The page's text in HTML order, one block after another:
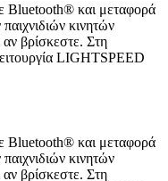
Bluetooth® και μεταφορά
κινητών
βρίσκεστε. Στη
LIGHTSPEED
Bluetooth® και μεταφορά
κινητών
βρίσκεστε. Στη